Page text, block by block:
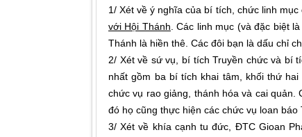
1/ Xét về ý nghĩa của bí tích, chức linh
với Hội Thánh . Các linh mục (và đặc biệt
Thánh là hiền thê. Các đôi bạn là dấu chỉ
2/ Xét về sứ vụ, bí tích Truyền chức và bí
nhất gồm ba bí tích khai tâm, khối thứ
chức vụ rao giảng, thánh hóa và cai quản.
đó họ cũng thực hiện các chức vụ loan báo
3/ Xét về khía cạnh tu đức, ĐTC Gioan